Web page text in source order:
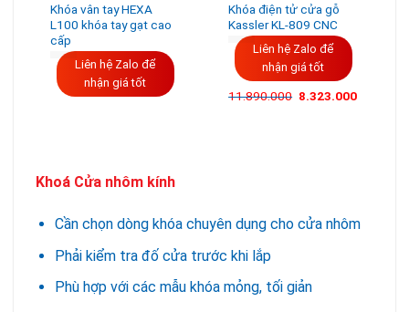
Khóa vân tay HEXA
L100 khóa tay gạt cao
cấp
Liên hệ Zalo để
nhận giá tốt
Khóa điện tử cửa gỗ
Kassler KL-809 CNC
Liên hệ Zalo để
nhận giá tốt
11.890.000 8.323.000
Khoá Cửa nhôm kính
Cần chọn dòng khóa chuyên dụng cho cửa nhôm
Phải kiểm tra đố cửa trước khi lắp
Phù hợp với các mẫu khóa mỏng, tối giản